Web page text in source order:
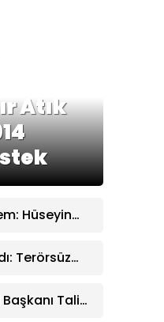
Atık
Hüseyin
Terörsüz
Talip